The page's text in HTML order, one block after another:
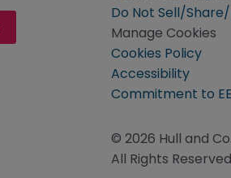
Do Not Sell/
Manage Cookies
Cookies Policy
Accessibility
Commitment to
© 2026 Hull and
All Rights Reserved